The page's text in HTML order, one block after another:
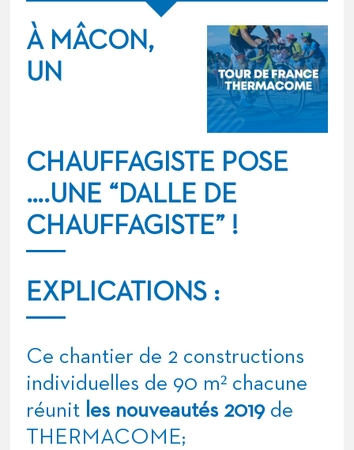
À MÂCON,
UN
CHAUFFAGISTE POSE
….UNE “DALLE DE
CHAUFFAGISTE” !
EXPLICATIONS :
Ce chantier de 2 constructions
individuelles de 90 m² chacune
réunit les nouveautés 2019de
THERMACOME;